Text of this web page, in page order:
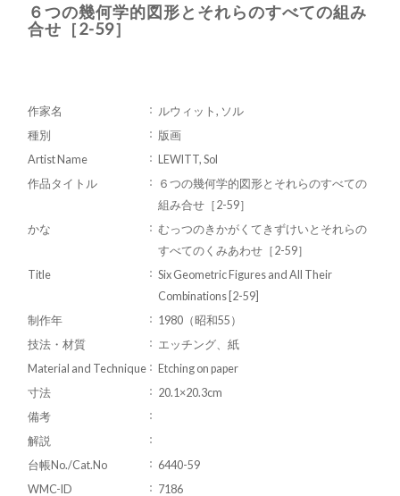
６つの幾何学的図形とそれらのすべての組み
合せ［2-59］
作家名
ルウィット, ソル
種別
版画
Artist Name
LEWITT, Sol
作品タイトル
６つの幾何学的図形とそれらのすべての
組み合せ［2-59］
かな
むっつのきかがくてきずけいとそれらの
すべてのくみあわせ［2-59］
Title
Six Geometric Figures and All Their
Combinations [2-59]
制作年
1980（昭和55）
技法・材質
エッチング、紙
Material and Technique
Etching on paper
寸法
20.1×20.3cm
備考
解説
台帳No./Cat.No
6440-59
WMC-ID
7186